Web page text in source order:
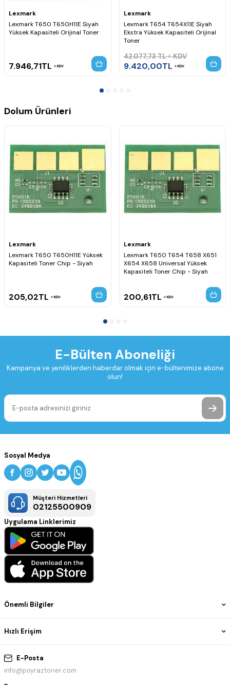
Lexmark
Lexmark T650 T650H11E Siyah
Yüksek Kapasiteli Orijinal Toner
7.946,71TL KDV
Lexmark
Lexmark T654 T654X11E Siyah
Ekstra Yüksek Kapasiteli Orijinal
Toner
42.077,73TL KDV
9.420,00TL KDV
Dolum Ürünleri
Lexmark
Lexmark T650 T650H11E Yüksek
Kapasiteli Toner Chip - Siyah
205,02TL KDV
Lexmark
Lexmark T650 T654 T658 X651
X654 X658 Universal Yüksek
Kapasiteli Toner Chip - Siyah
200,61TL KDV
E-Bülten Aboneliği
Kampanya ve yeniliklerden haberdar olmak için e-bültenimize abone
olun!
E-Posta
info@poyraztoner.com
Önemli Bilgiler
Hızlı Erişim
Sosyal Medya
Müşteri Hizmetleri
02125500909
Uygulama Linklerimiz